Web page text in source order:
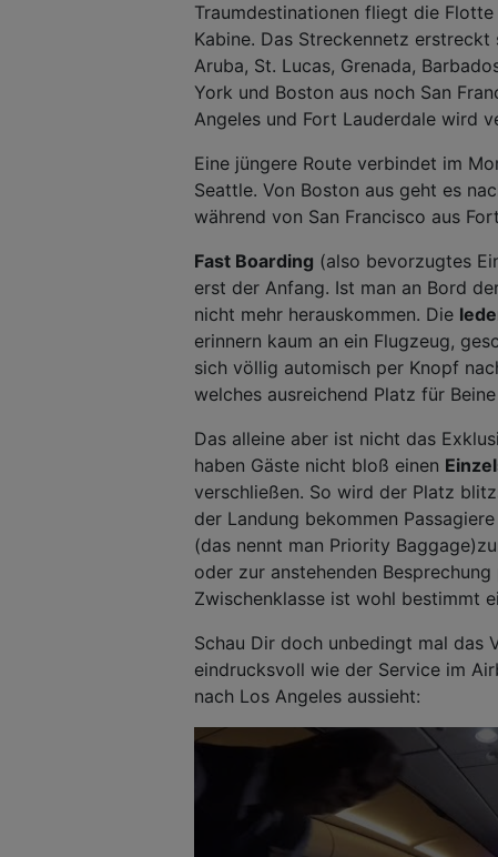
Traumdestinationen fliegt die
Kabine. Das Streckennetz
Aruba, St. Lucas, Grenada,
York und Boston aus noch San
Angeles und Fort Lauderdale wird
Eine jüngere Route verbindet im
Seattle. Von Boston aus geht es
während von San Francisco aus
Fast Boarding (also bevorzugtes
erst der Anfang. Ist man an Bord
nicht mehr herauskommen. Die
erinnern kaum an ein Flugzeug,
sich völlig automisch per Knopf
welches ausreichend Platz für
Das alleine aber ist nicht das
haben Gäste nicht bloß einen
verschließen. So wird der Platz
der Landung bekommen
(das nennt man Priority
oder zur anstehenden
Zwischenklasse ist wohl bestimmt
Schau Dir doch unbedingt mal das
eindrucksvoll wie der Service im
nach Los Angeles aussieht: